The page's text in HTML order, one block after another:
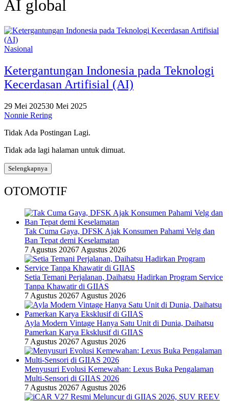
AI global
Nasional
Ketergantungan Indonesia pada Teknologi
Kecerdasan Artifisial (AI)
29 Mei 202530 Mei 2025
Nonnie Rering
Tidak Ada Postingan Lagi.
Tidak ada lagi halaman untuk dimuat.
Selengkapnya
OTOMOTIF
Tak Cuma Gaya, DFSK Ajak Konsumen Pahami Velg dan
Ban Tepat demi Keselamatan
7 Agustus 20267 Agustus 2026
Setia Temani Perjalanan, Daihatsu Hadirkan Program Service
Tanpa Khawatir di GIIAS
7 Agustus 20267 Agustus 2026
Ayla Modern Vintage Hanya Satu Unit di Dunia, Daihatsu
Pamerkan Karya Eksklusif di GIIAS
7 Agustus 20267 Agustus 2026
Menyusuri Evolusi Kemewahan: Lexus Buka Pengalaman
Multi-Sensori di GIIAS 2026
7 Agustus 20267 Agustus 2026